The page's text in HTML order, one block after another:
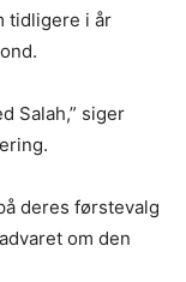
tidligere i år
Salah,” siger
deres førstevalg
om den